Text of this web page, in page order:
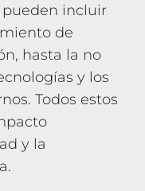
pueden incluir
de
hasta la no
y los
Todos estos
y la